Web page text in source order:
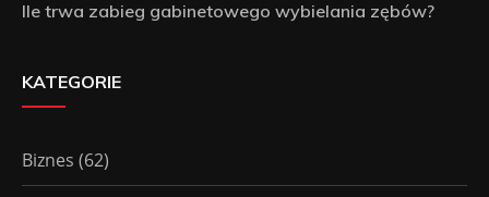
Ile trwa zabieg gabinetowego wybielania zębów?
KATEGORIE
Biznes (62)